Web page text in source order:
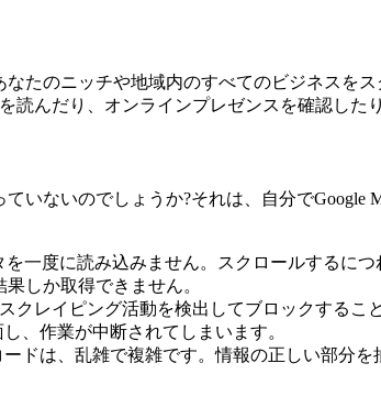
たのニッチや地域内のすべてのビジネスを
読んだり、オンラインプレゼンスを確認した
いないのでしょうか?それは、自分で
を一度に読み込みません。スクロールするに
しか取得できません。
クレイピング活動を検出してブロックする
、作業が中断されてしまいます。
ードは、乱雑で複雑です。情報の正しい部分